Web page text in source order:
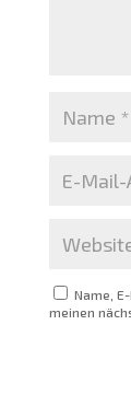
Name,
meinen